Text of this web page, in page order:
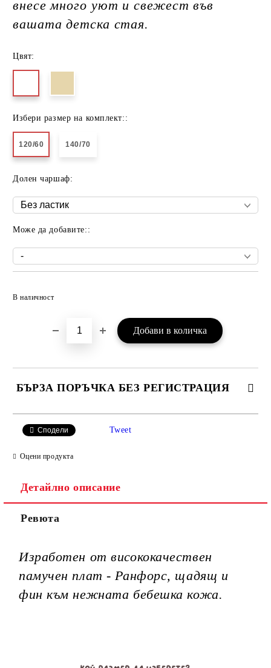
внесе много уют и свежест във
вашата детска стая.
Цвят:
Избери размер на комплект::
120/60 140/70
Долен чаршаф:
Може да добавите::
В наличност
БЪРЗА ПОРЪЧКА БЕЗ РЕГИСТРАЦИЯ
Сподели Tweet
Оцени продукта
Детайлно описание
Ревюта
Изработен от висококачествен
памучен плат - Ранфорс, щадящ и
фин към нежната бебешка кожа.